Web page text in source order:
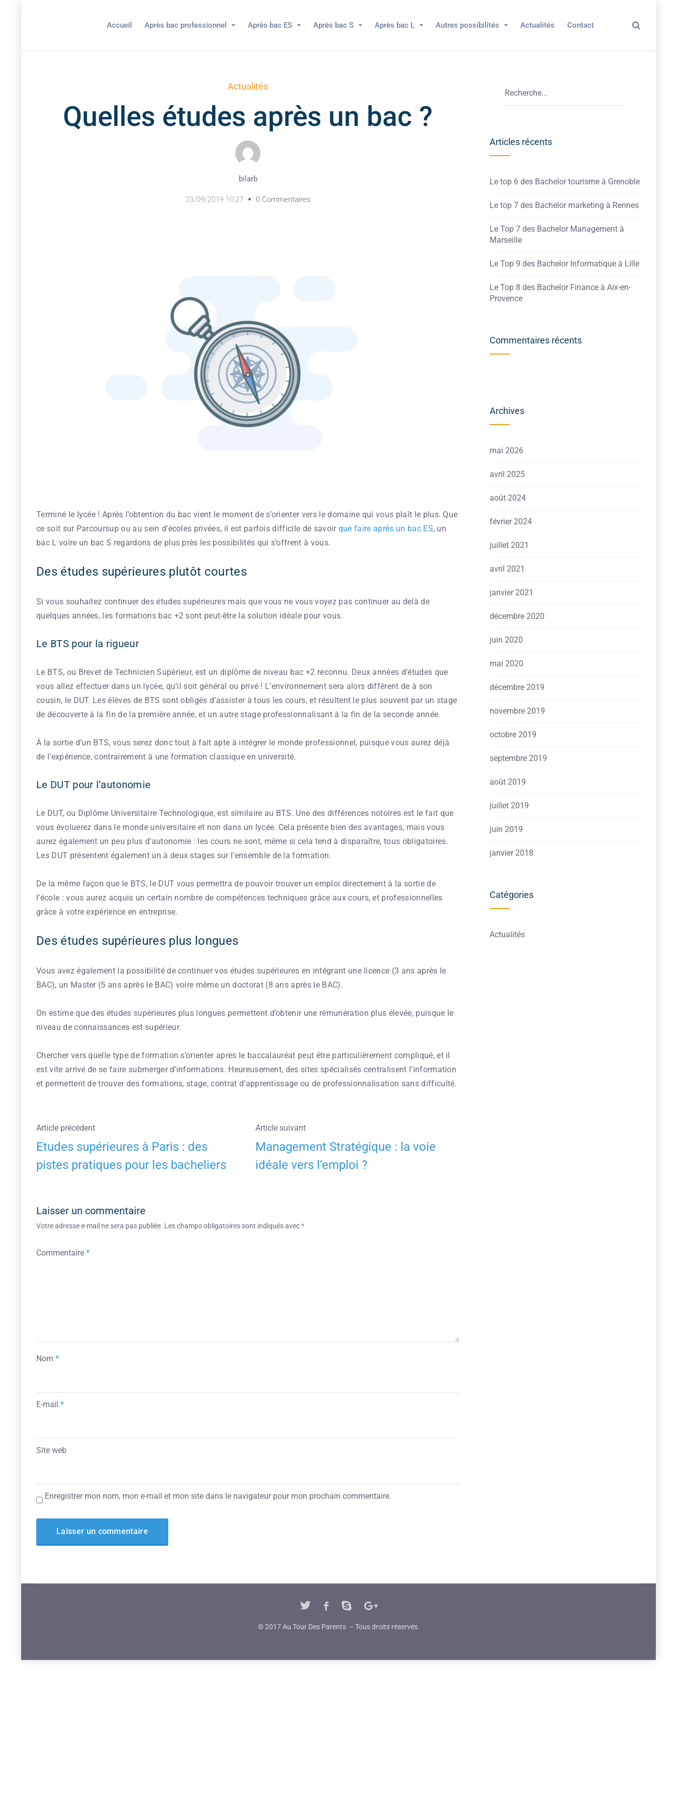
Accueil Après bac professionnel Après bac ES Après bac S Après bac L Autres possibilités Actualités Contact
Actualités
Quelles études après un bac ?
bilarb
23/09/2019 10:27 0 Commentaires
Terminé le lycée ! Après l’obtention du bac vient le moment de s’orienter vers le domaine qui vous plaît le plus. Que
ce soit sur Parcoursup ou au sein d’écoles privées, il est parfois difficile de savoir que faire après un bac ES, un
bac L voire un bac S regardons de plus près les possibilités qui s’offrent à vous.
Des études supérieures plutôt courtes
Si vous souhaitez continuer des études supérieures mais que vous ne vous voyez pas continuer au delà de
quelques années, les formations bac +2 sont peut-être la solution idéale pour vous.
Le BTS pour la rigueur
Le BTS, ou Brevet de Technicien Supérieur, est un diplôme de niveau bac +2 reconnu. Deux années d’études que
vous allez effectuer dans un lycée, qu’il soit général ou privé ! L’environnement sera alors différent de à son
cousin, le DUT. Les élèves de BTS sont obligés d’assister à tous les cours, et résultent le plus souvent par un stage
de découverte à la fin de la première année, et un autre stage professionnalisant à la fin de la seconde année.
À la sortie d’un BTS, vous serez donc tout à fait apte à intégrer le monde professionnel, puisque vous aurez déjà
de l’expérience, contrairement à une formation classique en université.
Le DUT pour l’autonomie
Le DUT, ou Diplôme Universitaire Technologique, est similaire au BTS. Une des différences notoires est le fait que
vous évoluerez dans le monde universitaire et non dans un lycée. Cela présente bien des avantages, mais vous
aurez également un peu plus d’autonomie : les cours ne sont, même si cela tend à disparaître, tous obligatoires.
Les DUT présentent également un à deux stages sur l’ensemble de la formation.
De la même façon que le BTS, le DUT vous permettra de pouvoir trouver un emploi directement à la sortie de
l’école : vous aurez acquis un certain nombre de compétences techniques grâce aux cours, et professionnelles
grâce à votre expérience en entreprise.
Des études supérieures plus longues
Vous avez également la possibilité de continuer vos études supérieures en intégrant une licence (3 ans après le
BAC), un Master (5 ans après le BAC) voire même un doctorat (8 ans après le BAC).
On estime que des études supérieures plus longues permettent d’obtenir une rémunération plus élevée, puisque le
niveau de connaissances est supérieur.
Chercher vers quelle type de formation s’orienter après le baccalauréat peut être particulièrement compliqué, et il
est vite arrivé de se faire submerger d’informations. Heureusement, des sites spécialisés centralisent l’information
et permettent de trouver des formations, stage, contrat d’apprentissage ou de professionnalisation sans difficulté.
Article précédent
Etudes supérieures à Paris : des
pistes pratiques pour les bacheliers
Article suivant
Management Stratégique : la voie
idéale vers l’emploi ?
Laisser un commentaire
Votre adresse e-mail ne sera pas publiée. Les champs obligatoires sont indiqués avec*
Commentaire *
Nom *
E-mail *
Site web
Enregistrer mon nom, mon e-mail et mon site dans le navigateur pour mon prochain commentaire.
Articles récents
Le top 6 des Bachelor tourisme à Grenoble
Le top 7 des Bachelor marketing à Rennes
Le Top 7 des Bachelor Management à
Marseille
Le Top 9 des Bachelor Informatique à Lille
Le Top 8 des Bachelor Finance à Aix-en-
Provence
Commentaires récents
Archives
mai 2026
avril 2025
août 2024
février 2024
juillet 2021
avril 2021
janvier 2021
décembre 2020
juin 2020
mai 2020
décembre 2019
novembre 2019
octobre 2019
septembre 2019
août 2019
juillet 2019
juin 2019
janvier 2018
Catégories
Actualités
© 2017 Au Tour Des Parents – Tous droits réservés.